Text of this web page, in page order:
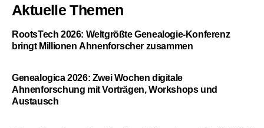
Aktuelle Themen
RootsTech 2026: Weltgrößte Genealogie-Konferenz
bringt Millionen Ahnenforscher zusammen
Genealogica 2026: Zwei Wochen digitale
Ahnenforschung mit Vorträgen, Workshops und
Austausch